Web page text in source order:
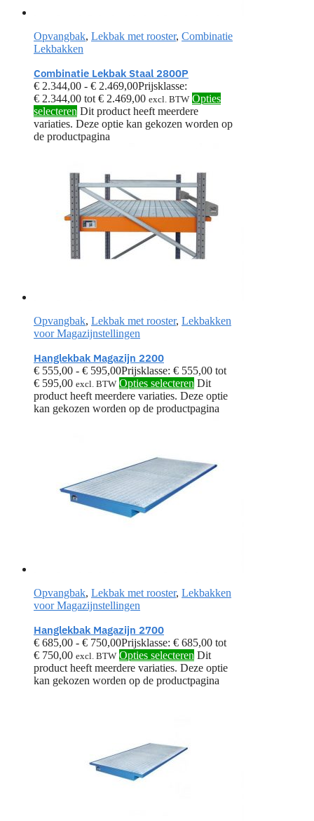
Opvangbak, Lekbak met rooster, Combinatie
Lekbakken
Combinatie Lekbak Staal 2800P
€ 2.344,00 - € 2.469,00Prijsklasse:
€ 2.344,00 tot € 2.469,00 excl. BTW Opties
selecteren Dit product heeft meerdere
variaties. Deze optie kan gekozen worden op
de productpagina
Opvangbak, Lekbak met rooster, Lekbakken
voor Magazijnstellingen
Hanglekbak Magazijn 2200
€ 555,00 - € 595,00Prijsklasse: € 555,00 tot
€ 595,00 excl. BTW Opties selecteren Dit
product heeft meerdere variaties. Deze optie
kan gekozen worden op de productpagina
Opvangbak, Lekbak met rooster, Lekbakken
voor Magazijnstellingen
Hanglekbak Magazijn 2700
€ 685,00 - € 750,00Prijsklasse: € 685,00 tot
€ 750,00 excl. BTW Opties selecteren Dit
product heeft meerdere variaties. Deze optie
kan gekozen worden op de productpagina